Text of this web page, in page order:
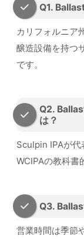
Q1.
カリフォルニア
醸造設備を持つ
です。
Q2.
は？
Sculpin IPAが代
WCIPAの教科書
Q3.
営業時間は季節